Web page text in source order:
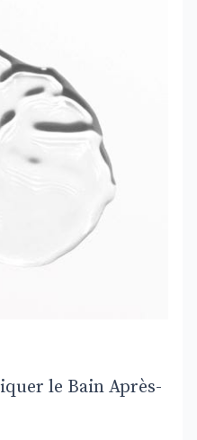
le Bain Après-